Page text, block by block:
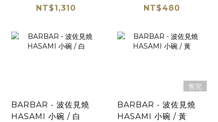
NT$1,310
NT$480
BARBAR - 波佐見燒
HASAMI 小碗 / 白
售完
BARBAR - 波佐見燒
HASAMI 小碗 / 黃